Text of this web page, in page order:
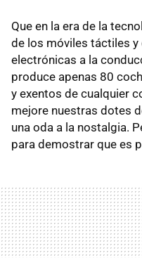
Que en la era de la
de los móviles táctiles y
electrónicas a la
produce apenas 80
y exentos de cualquier
mejore nuestras dotes
una oda a la nostalgia.
para demostrar que es